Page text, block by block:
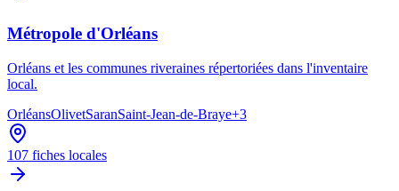
Métropole d'Orléans
Orléans et les communes riveraines répertoriées dans l'inventaire
local.
OrléansOlivetSaranSaint-Jean-de-Braye+3
107 fiches locales